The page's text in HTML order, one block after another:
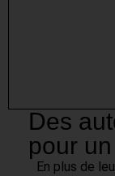
Des
pour
En plus de